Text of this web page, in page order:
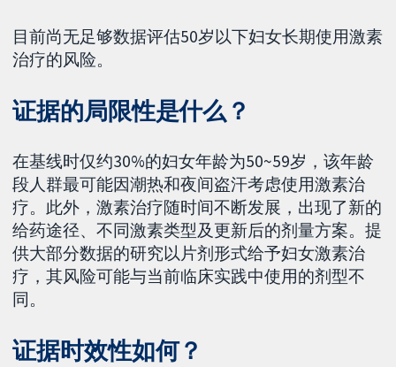
目前尚无足够数据评估50岁以下妇女长期使用激素
治疗的风险。
证据的局限性是什么？
在基线时仅约30%的妇女年龄为50~59岁，该年龄
段人群最可能因潮热和夜间盗汗考虑使用激素治
疗。此外，激素治疗随时间不断发展，出现了新的
给药途径、不同激素类型及更新后的剂量方案。提
供大部分数据的研究以片剂形式给予妇女激素治
疗，其风险可能与当前临床实践中使用的剂型不
同。
证据时效性如何？